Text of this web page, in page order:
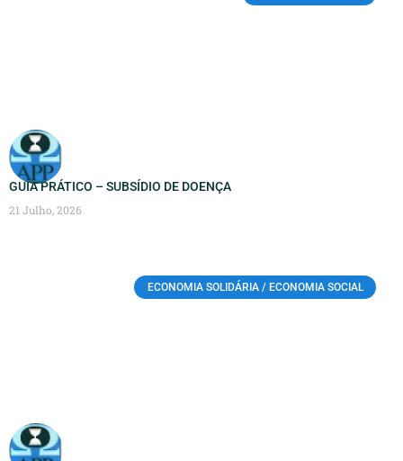
GUIA PRÁTICO – SUBSÍDIO DE DOENÇA
21 Julho, 2026
ECONOMIA SOLIDÁRIA / ECONOMIA SOCIAL